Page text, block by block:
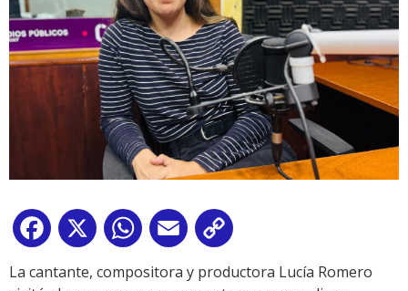
Facebook
X WhatsApp
Email
Link
La cantante, compositora y productora Lucía Romero